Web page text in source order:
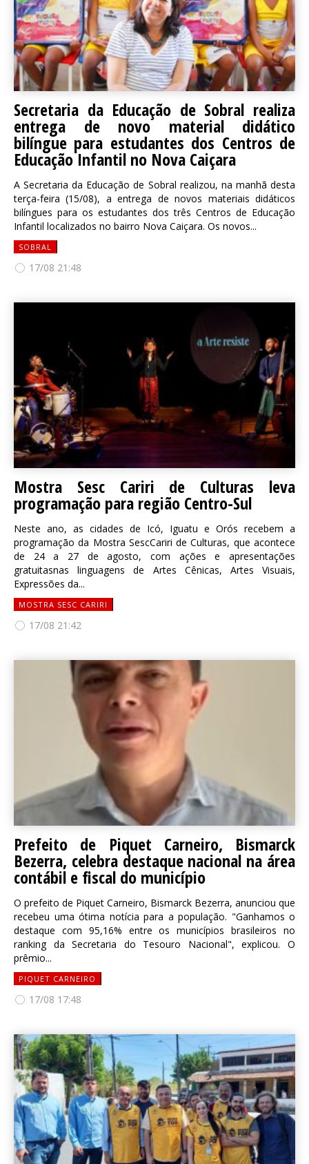
Secretaria da Educação de Sobral realiza
entrega de novo material didático
bilíngue para estudantes dos Centros de
Educação Infantil no Nova Caiçara
A Secretaria da Educação de Sobral realizou, na manhã desta
terça-feira (15/08), a entrega de novos materiais didáticos
bilíngues para os estudantes dos três Centros de Educação
Infantil localizados no bairro Nova Caiçara. Os novos...
SOBRAL
17/08 21:48
Mostra Sesc Cariri de Culturas leva
programação para região Centro-Sul
Neste ano, as cidades de Icó, Iguatu e Orós recebem a
programação da Mostra SescCariri de Culturas, que acontece
de 24 a 27 de agosto, com ações e apresentações
gratuitasnas linguagens de Artes Cênicas, Artes Visuais,
Expressões da...
MOSTRA SESC CARIRI
17/08 21:42
Prefeito de Piquet Carneiro, Bismarck
Bezerra, celebra destaque nacional na área
contábil e fiscal do município
O prefeito de Piquet Carneiro, Bismarck Bezerra, anunciou que
recebeu uma ótima notícia para a população. "Ganhamos o
destaque com 95,16% entre os municípios brasileiros no
ranking da Secretaria do Tesouro Nacional", explicou. O
prêmio...
PIQUET CARNEIRO
17/08 17:48